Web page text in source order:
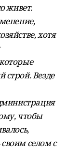
живет.
хотя
строй. Везде
чтобы
селом с